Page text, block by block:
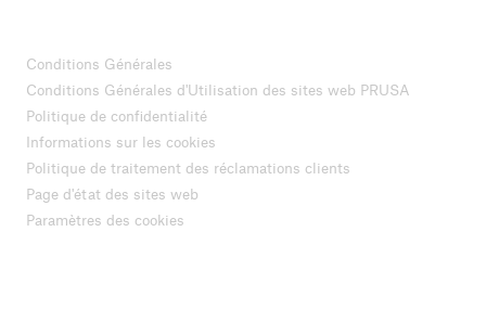
Conditions Générales
Conditions Générales d'Utilisation des sites web PRUSA
Politique de confidentialité
Informations sur les cookies
Politique de traitement des réclamations clients
Page d'état des sites web
Paramètres des cookies